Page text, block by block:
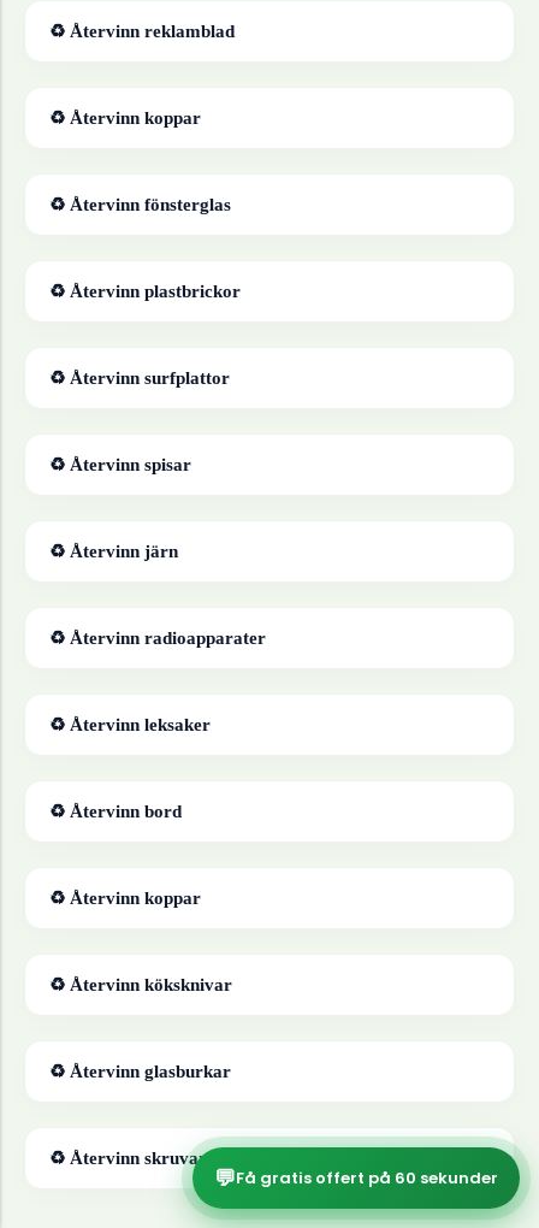
♻ Återvinn reklamblad
♻ Återvinn koppar
♻ Återvinn fönsterglas
♻ Återvinn plastbrickor
♻ Återvinn surfplattor
♻ Återvinn spisar
♻ Återvinn järn
♻ Återvinn radioapparater
♻ Återvinn leksaker
♻ Återvinn bord
♻ Återvinn koppar
♻ Återvinn köksknivar
♻ Återvinn glasburkar
♻ Återvinn skruvar
💬Få gratis offert på 60 sekunder